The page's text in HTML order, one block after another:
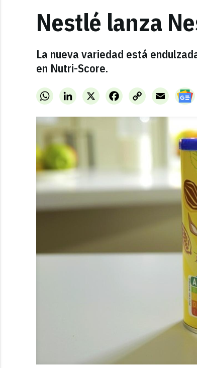
Nestlé lanza
La nueva variedad está
en Nutri-Score.
WhatsAppLinkedInX FacebookCopy
Link
Email